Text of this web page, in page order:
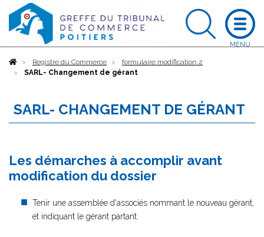
AccueilRegistre du Commerce
formulaire modification 2
SARL- Changement de gérant
SARL- CHANGEMENT DE GÉRANT
Les démarches à accomplir avant
modification du dossier
Tenir une assemblée d'associés nommant le nouveau gérant,
et indiquant le gérant partant.